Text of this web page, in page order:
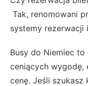
Tak, renomowani
systemy rezerwacji
Busy do Niemiec to
ceniących wygodę,
cenę. Jeśli